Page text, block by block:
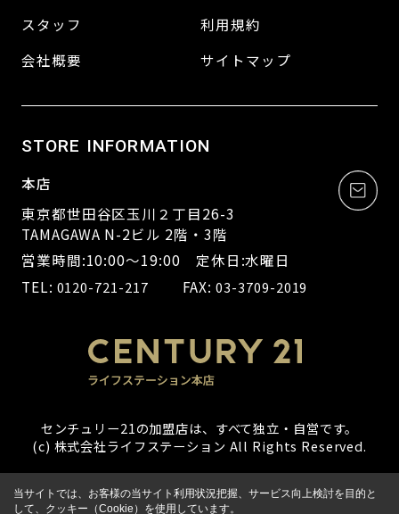
スタッフ
会社概要
利用規約
サイトマップ
STORE INFORMATION
本店
東京都世田谷区玉川２丁目26-3
TAMAGAWA N-2ビル 2階・3階
営業時間:10:00～19:00 定休日:水曜日
TEL: 0120-721-217 FAX:03-3709-2019
センチュリー21の加盟店は、すべて独立・自営です。
(c) 株式会社ライフステーション All Rights Reserved.
当サイトでは、お客様の当サイト利用状況把握、サービス向上検討を目的と
して、クッキー（Cookie）を使用しています。